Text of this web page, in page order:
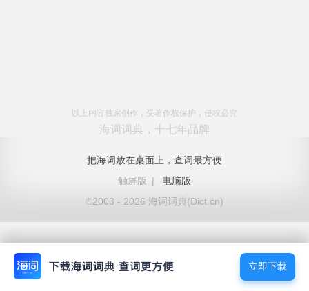
以上内容独家创作，受著作权保护，侵权必究
海词词典，十七年品牌
把海词放在桌面上，查词最方便
触屏版
|
电脑版
©2003 - 2026 海词词典(Dict.cn)
立即下载
立即下载